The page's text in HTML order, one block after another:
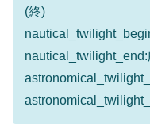
(終)